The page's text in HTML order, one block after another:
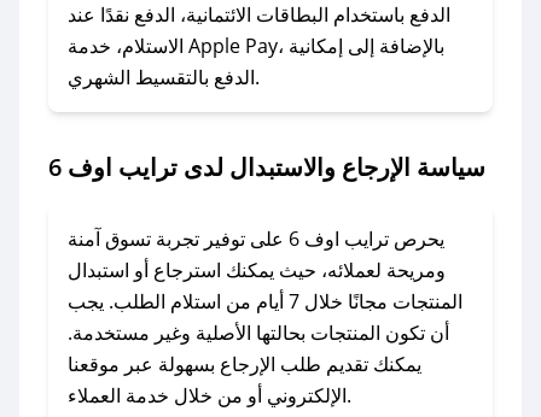
وسنقوم بحل المشكلة في أسرع وقت ممكن.
### ماذا أفعل إذا لم أجد كود خصم لمتجري
المفضل؟
مراسلتنا مباشرة وسنعمل على توفير الكوبونات في
### كيف تحصل على كوبونات خصم حصرية من
ترايب اوف 6؟
للحصول على كوبونات وخصومات حصرية، قم بما
يلي:
- اضغط على أيقونة متابعة لمتجر ترايب اوف 6 في
الدفع باستخدام البطاقات الائتمانية، الدفع نقدًا عند
الاستلام، خدمة Apple Pay، بالإضافة إلى إمكانية
الدفع بالتقسيط الشهري.
سياسة الإرجاع والاستبدال لدى ترايب اوف 6
يحرص ترايب اوف 6 على توفير تجربة تسوق آمنة
ومريحة لعملائه، حيث يمكنك استرجاع أو استبدال
المنتجات مجانًا خلال 7 أيام من استلام الطلب. يجب
أن تكون المنتجات بحالتها الأصلية وغير مستخدمة.
يمكنك تقديم طلب الإرجاع بسهولة عبر موقعنا
الإلكتروني أو من خلال خدمة العملاء.